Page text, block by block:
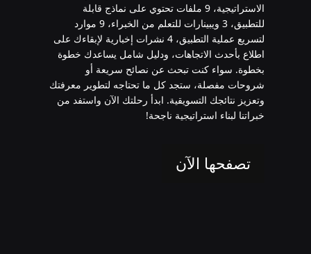
الاستراتيجية، 9 ملفات تحتوي على نماذج قابلة
للتطبيق، 3 ويبينارات للتعلم من الخبراء، 9 موارد
لتسريع عملية التطبيق، 4 نشرات إخبارية لإبقاءك على
اطلاع بأحدث الاتجاهات، ودليل شامل يساعدك خطوة
بخطوة. سواء كنت تبحث عن نصائح سريعة أو
شروحات مفصلة، ستجد كل ما تحتاجه لتطوير معرفتك
وتعزيز نتائجك التسويقية. ابدأ رحلتك الآن واستفد من
خبراتنا لبناء استراتيجية ناجحة!
تصفحها الآن